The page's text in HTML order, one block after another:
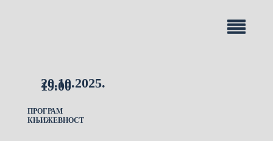
20.10.2025.
19.00
ПРОГРАМ
КЊИЖЕВНОСТ